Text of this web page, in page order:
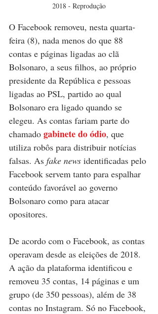
2018 - Reprodução
O Facebook removeu, nesta quarta-
feira (8), nada menos do que 88
contas e páginas ligadas ao clã
Bolsonaro, a seus filhos, ao próprio
presidente da República e pessoas
ligadas ao PSL, partido ao qual
Bolsonaro era ligado quando se
elegeu. As contas fariam parte do
chamado gabinete do ódio, que
utiliza robôs para distribuir notícias
falsas. As fake news identificadas pelo
Facebook servem tanto para espalhar
conteúdo favorável ao governo
Bolsonaro como para atacar
opositores.
De acordo com o Facebook, as contas
operavam desde as eleições de 2018.
A ação da plataforma identificou e
removeu 35 contas, 14 páginas e um
grupo (de 350 pessoas), além de 38
contas no Instagram. Só no Facebook,